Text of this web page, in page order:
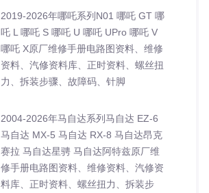
2019-2026年哪吒系列N01 哪吒 GT 哪
吒 L 哪吒 S 哪吒 U 哪吒 UPro 哪吒 V
哪吒 X原厂维修手册电路图资料、维修
资料、汽修资料库、正时资料、螺丝扭
力、拆装步骤、故障码、针脚
2004-2026年马自达系列马自达 EZ-6
马自达 MX-5 马自达 RX-8 马自达昂克
赛拉 马自达星骋 马自达阿特兹原厂维
修手册电路图资料、维修资料、汽修资
料库、正时资料、螺丝扭力、拆装步